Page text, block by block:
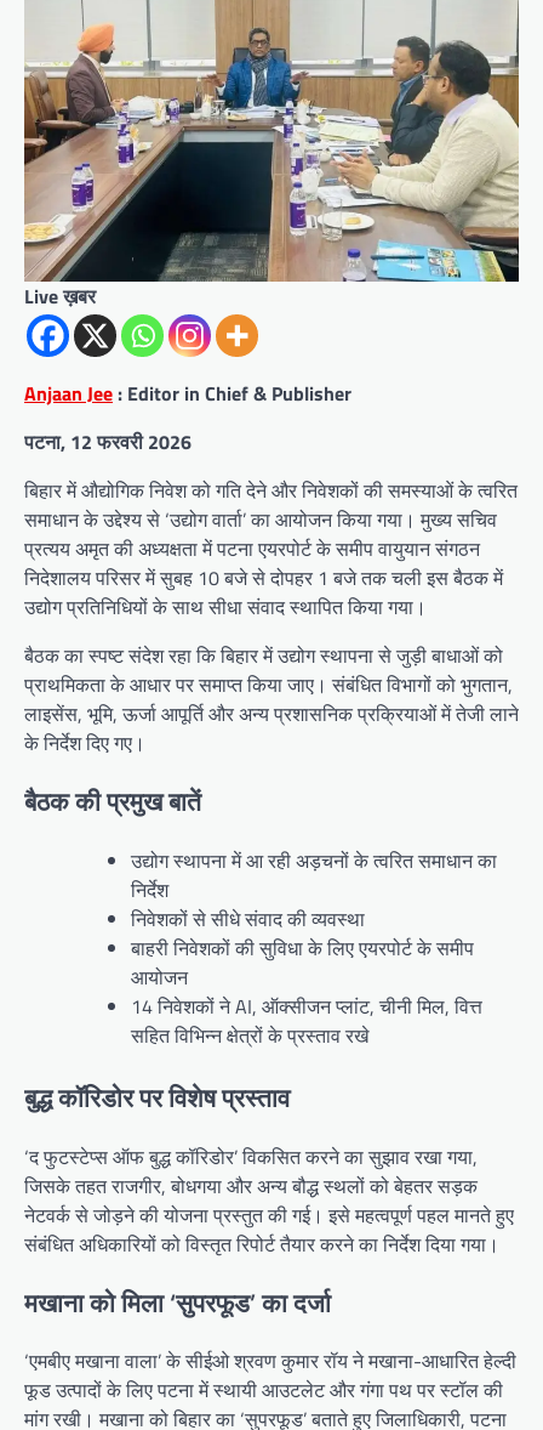
Live ख़बर
Anjaan Jee : Editor in Chief & Publisher
पटना, 12 फरवरी 2026
बिहार में औद्योगिक निवेश को गति देने और निवेशकों की समस्याओं के त्वरित
समाधान के उद्देश्य से ‘उद्योग वार्ता’ का आयोजन किया गया। मुख्य सचिव
प्रत्यय अमृत की अध्यक्षता में पटना एयरपोर्ट के समीप वायुयान संगठन
निदेशालय परिसर में सुबह 10 बजे से दोपहर 1 बजे तक चली इस बैठक में
उद्योग प्रतिनिधियों के साथ सीधा संवाद स्थापित किया गया।
बैठक का स्पष्ट संदेश रहा कि बिहार में उद्योग स्थापना से जुड़ी बाधाओं को
प्राथमिकता के आधार पर समाप्त किया जाए। संबंधित विभागों को भुगतान,
लाइसेंस, भूमि, ऊर्जा आपूर्ति और अन्य प्रशासनिक प्रक्रियाओं में तेजी लाने
के निर्देश दिए गए।
बैठक की प्रमुख बातें
उद्योग स्थापना में आ रही अड़चनों के त्वरित समाधान का
निर्देश
निवेशकों से सीधे संवाद की व्यवस्था
बाहरी निवेशकों की सुविधा के लिए एयरपोर्ट के समीप
आयोजन
14 निवेशकों ने AI, ऑक्सीजन प्लांट, चीनी मिल, वित्त
सहित विभिन्न क्षेत्रों के प्रस्ताव रखे
बुद्ध कॉरिडोर पर विशेष प्रस्ताव
‘द फुटस्टेप्स ऑफ बुद्ध कॉरिडोर’ विकसित करने का सुझाव रखा गया,
जिसके तहत राजगीर, बोधगया और अन्य बौद्ध स्थलों को बेहतर सड़क
नेटवर्क से जोड़ने की योजना प्रस्तुत की गई। इसे महत्वपूर्ण पहल मानते हुए
संबंधित अधिकारियों को विस्तृत रिपोर्ट तैयार करने का निर्देश दिया गया।
मखाना को मिला ‘सुपरफूड’ का दर्जा
‘एमबीए मखाना वाला’ के सीईओ श्रवण कुमार रॉय ने मखाना-आधारित हेल्दी
फूड उत्पादों के लिए पटना में स्थायी आउटलेट और गंगा पथ पर स्टॉल की
मांग रखी। मखाना को बिहार का ‘सुपरफूड’ बताते हुए जिलाधिकारी, पटना